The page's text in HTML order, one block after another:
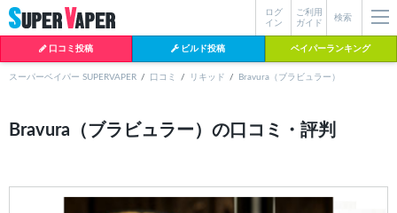
検索
ご利用
ガイド
ログ
イン
口コミ投稿 ビルド投稿 ベイパーランキング
よく検索されているワード
クラプトン
スーパーベイパー SUPERVAPER 口コミ リキッド Bravura（ブラビュラー）
Bravura（ブラビュラー）の口コミ・評判
見つからない場合データベースに該当の商品がまだ登録されていない可能